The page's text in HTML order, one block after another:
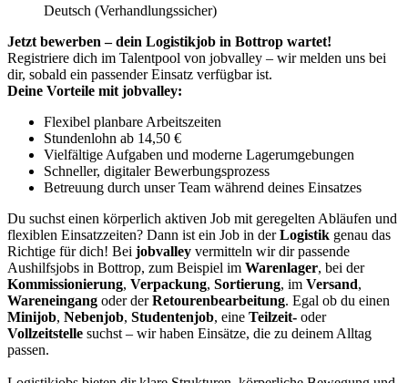
Deutsch (Verhandlungssicher)
Jetzt bewerben – dein Logistikjob in Bottrop wartet!
Registriere dich im Talentpool von jobvalley – wir melden uns bei
dir, sobald ein passender Einsatz verfügbar ist.
Deine Vorteile mit jobvalley:
Flexibel planbare Arbeitszeiten
Stundenlohn ab 14,50 €
Vielfältige Aufgaben und moderne Lagerumgebungen
Schneller, digitaler Bewerbungsprozess
Betreuung durch unser Team während deines Einsatzes
Du suchst einen körperlich aktiven Job mit geregelten Abläufen und
flexiblen Einsatzzeiten? Dann ist ein Job in derLogistik genau das
Richtige für dich! Bei jobvalley vermitteln wir dir passende
Aushilfsjobs in Bottrop, zum Beispiel im Warenlager, bei der
Kommissionierung, Verpackung, Sortierung, im Versand,
Wareneingang oder derRetourenbearbeitung. Egal ob du einen
Minijob, Nebenjob, Studentenjob, eine Teilzeit- oder
Vollzeitstelle suchst – wir haben Einsätze, die zu deinem Alltag
passen.